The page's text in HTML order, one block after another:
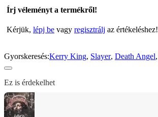
Írj véleményt a termékről!
Kérjük, lépj be vagy regisztrálj az értékeléshez!
Gyorskeresés:Kerry King, Slayer, Death Angel,
Ez is érdekelhet